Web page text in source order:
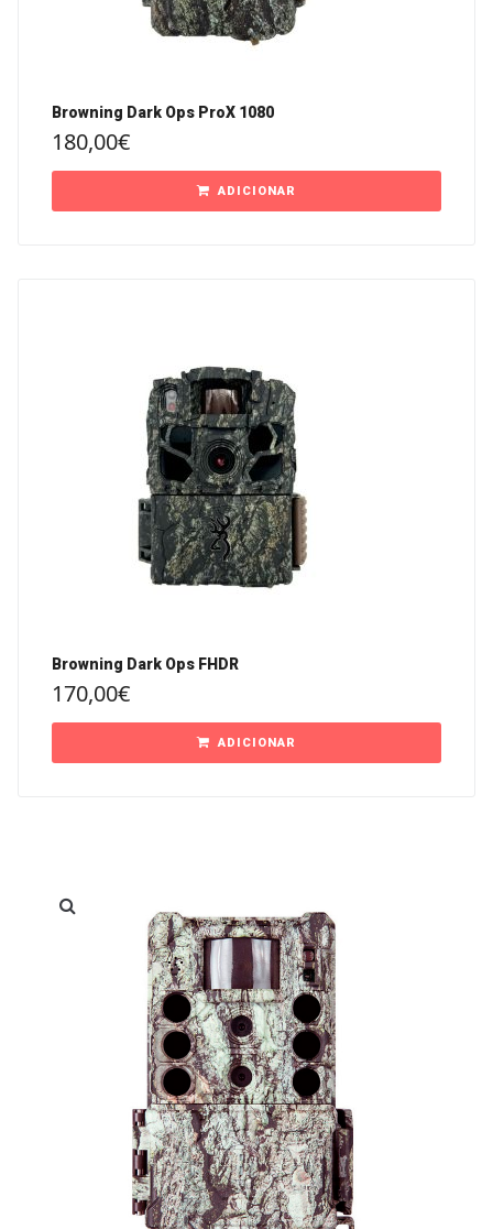
Browning Dark Ops ProX 1080
180,00€
ADICIONAR
Browning Dark Ops FHDR
170,00€
ADICIONAR